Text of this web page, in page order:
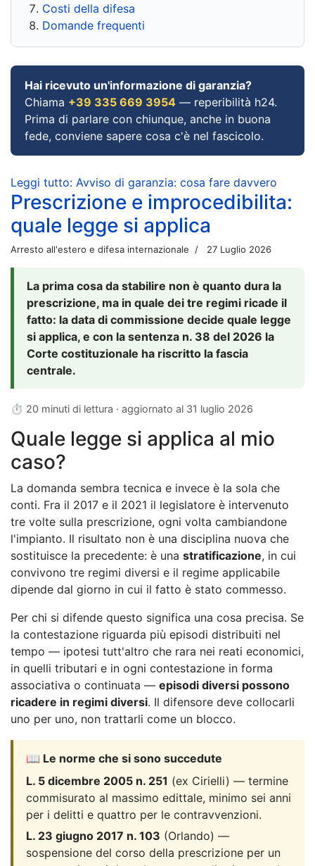
Costi della difesa
Domande frequenti
Hai ricevuto un'informazione di garanzia?
Chiama +39 335 669 3954 — reperibilità h24.
Prima di parlare con chiunque, anche in buona
fede, conviene sapere cosa c'è nel fascicolo.
Leggi tutto: Avviso di garanzia: cosa fare davvero
Prescrizione e improcedibilita:
quale legge si applica
Arresto all'estero e difesa internazionale 27 Luglio 2026
La prima cosa da stabilire non è quanto dura la
prescrizione, ma in quale dei tre regimi ricade il
fatto: la data di commissione decide quale legge
si applica, e con la sentenza n. 38 del 2026 la
Corte costituzionale ha riscritto la fascia
centrale.
⏱ 20 minuti di lettura · aggiornato al 31 luglio 2026
Quale legge si applica al mio
caso?
La domanda sembra tecnica e invece è la sola che
conti. Fra il 2017 e il 2021 il legislatore è intervenuto
tre volte sulla prescrizione, ogni volta cambiandone
l'impianto. Il risultato non è una disciplina nuova che
sostituisce la precedente: è una stratificazione, in cui
convivono tre regimi diversi e il regime applicabile
dipende dal giorno in cui il fatto è stato commesso.
Per chi si difende questo significa una cosa precisa. Se
la contestazione riguarda più episodi distribuiti nel
tempo — ipotesi tutt'altro che rara nei reati economici,
in quelli tributari e in ogni contestazione in forma
associativa o continuata — episodi diversi possono
ricadere in regimi diversi. Il difensore deve collocarli
uno per uno, non trattarli come un blocco.
📖 Le norme che si sono succedute
L. 5 dicembre 2005 n. 251 (ex Cirielli) — termine
commisurato al massimo edittale, minimo sei anni
per i delitti e quattro per le contravvenzioni.
L. 23 giugno 2017 n. 103 (Orlando) —
sospensione del corso della prescrizione per un